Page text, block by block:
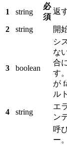
1 string
必
須
返
2 string 開
3 boolean
シ
な
合
す
が
ル
4 string
エ
ン
呼
ー